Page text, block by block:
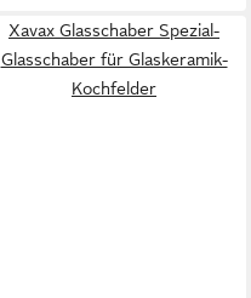
Xavax Glasschaber Spezial-
Glasschaber für Glaskeramik-
Kochfelder